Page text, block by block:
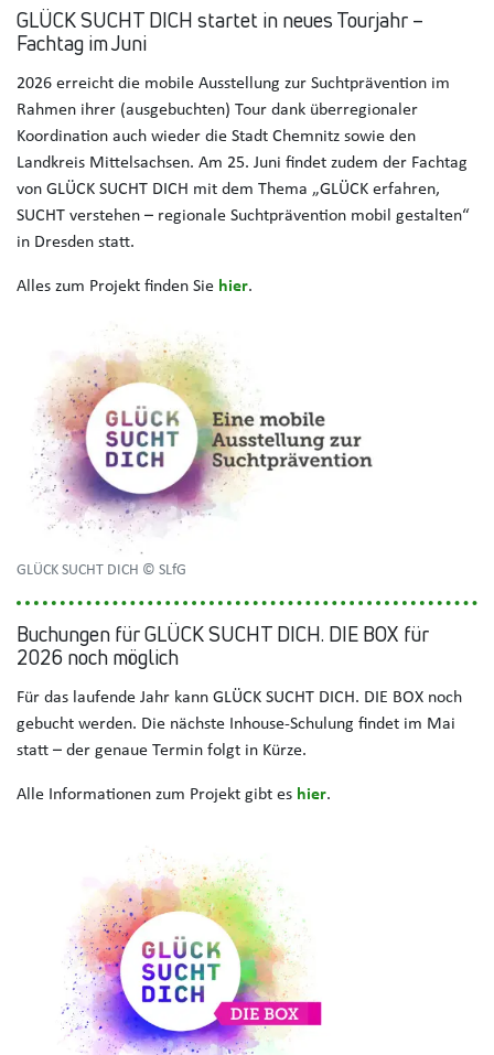
GLÜCK SUCHT DICH startet in neues Tourjahr –
Fachtag im Juni
2026 erreicht die mobile Ausstellung zur Suchtprävention im
Rahmen ihrer (ausgebuchten) Tour dank überregionaler
Koordination auch wieder die Stadt Chemnitz sowie den
Landkreis Mittelsachsen. Am 25. Juni findet zudem der Fachtag
von GLÜCK SUCHT DICH mit dem Thema „GLÜCK erfahren,
SUCHT verstehen – regionale Suchtprävention mobil gestalten“
in Dresden statt.
Alles zum Projekt finden Sie hier.
GLÜCK SUCHT DICH © SLfG
Buchungen für GLÜCK SUCHT DICH. DIE BOX für
2026 noch möglich
Für das laufende Jahr kann GLÜCK SUCHT DICH. DIE BOX noch
gebucht werden. Die nächste Inhouse-Schulung findet im Mai
statt – der genaue Termin folgt in Kürze.
Alle Informationen zum Projekt gibt es hier.